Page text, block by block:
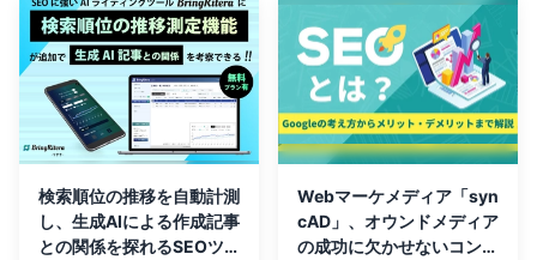
検索順位の推移を自動計測
し、生成AIによる作成記事
との関係を探れるSEOツ
Webマーケメディア「syn
cAD」、オウンドメディア
の成功に欠かせないコンテ